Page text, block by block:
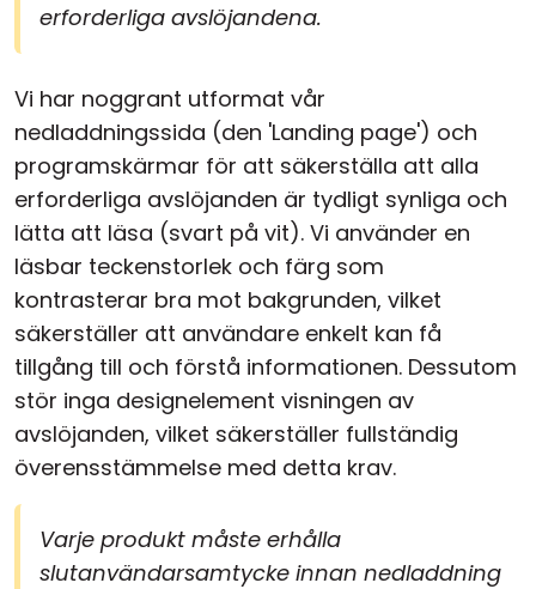
erforderliga avslöjandena.
Vi har noggrant utformat vår
nedladdningssida (den 'Landing page') och
programskärmar för att säkerställa att alla
erforderliga avslöjanden är tydligt synliga och
lätta att läsa (svart på vit). Vi använder en
läsbar teckenstorlek och färg som
kontrasterar bra mot bakgrunden, vilket
säkerställer att användare enkelt kan få
tillgång till och förstå informationen. Dessutom
stör inga designelement visningen av
avslöjanden, vilket säkerställer fullständig
överensstämmelse med detta krav.
Varje produkt måste erhålla
slutanvändarsamtycke innan nedladdning